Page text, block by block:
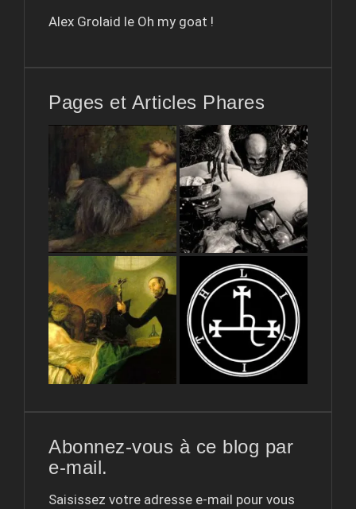
Alex Grolaid le Oh my goat !
Pages et Articles Phares
Abonnez-vous à ce blog par
e-mail.
Saisissez votre adresse e-mail pour vous